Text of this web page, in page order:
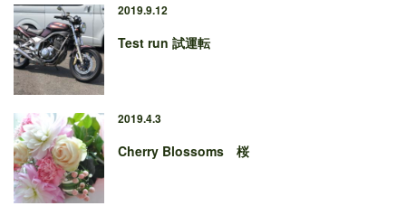
2019.9.12
Test run 試運転
2019.4.3
Cherry Blossoms 桜